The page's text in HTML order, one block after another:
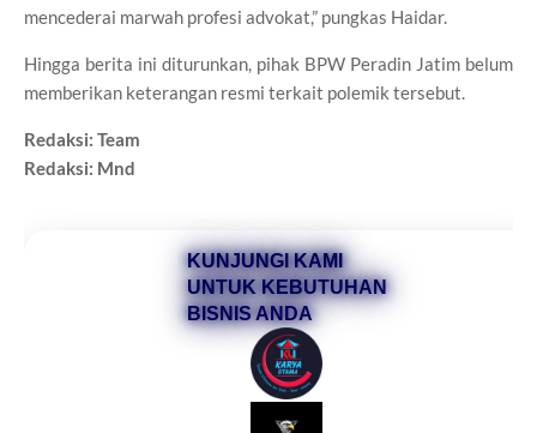
mencederai marwah profesi advokat,” pungkas Haidar.
Hingga berita ini diturunkan, pihak BPW Peradin Jatim belum
memberikan keterangan resmi terkait polemik tersebut.
Redaksi: Team
Redaksi: Mnd
KUNJUNGI KAMI
UNTUK KEBUTUHAN
BISNIS ANDA